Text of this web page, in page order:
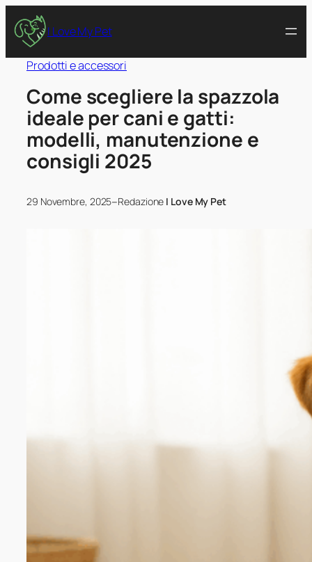
I Love My Pet
Prodotti e accessori
Come scegliere la spazzola
ideale per cani e gatti:
modelli, manutenzione e
consigli 2025
29 Novembre, 2025–Redazione I Love My Pet